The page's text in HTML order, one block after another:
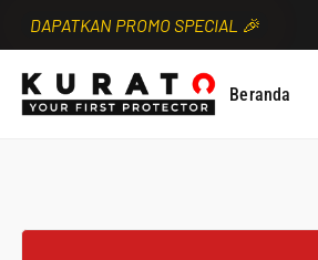
DAPATKAN PROMO SPECIAL 🎉
Beranda